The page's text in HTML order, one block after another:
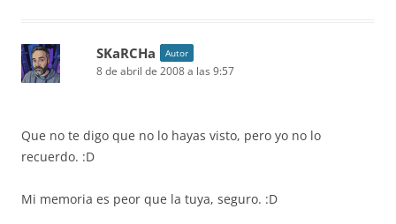
SKaRCHa Autor
8 de abril de 2008 a las 9:57
Que no te digo que no lo hayas visto, pero yo no lo
recuerdo. :D
Mi memoria es peor que la tuya, seguro. :D